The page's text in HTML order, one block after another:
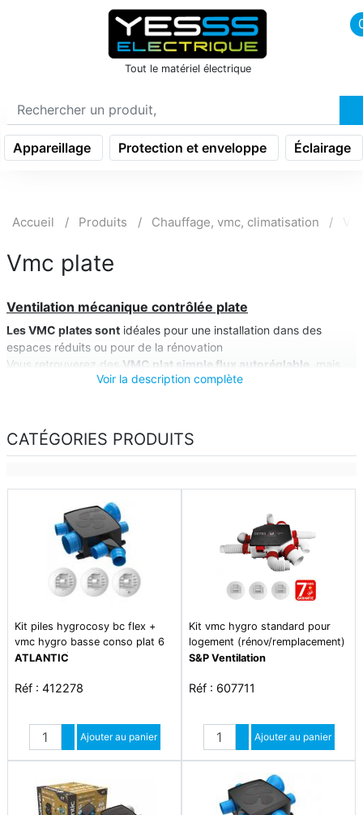
icon menu burger
Tout le matériel électrique
Appareillage Protection et enveloppe Éclairage
Accueil Produits Chauffage, vmc, climatisation
Vmc plate
Ventilation mécanique contrôlée plate
Les VMC plates sont idéales pour une installation dans des
espaces réduits ou pour de la rénovation
Vous retrouverez des VMC plat simple flux autoréglable,
mais
VMC plates simple flux hygroréglable
Voir la description complète
CATÉGORIES PRODUITS
Kit piles hygrocosy bc flex +
vmc hygro basse conso plat 6
sanitaires (3bouches)
ATLANTIC
Réf : 412278
Quantité
Augmenter quantité
Diminuer quantité
Ajouter au panier
Kit vmc hygro standard pour
logement (rénov/remplacement)
jusqu\'à 6 sanitaires
S&P Ventilation
Réf : 607711
Quantité
Augmenter quantité
Diminuer quantité
Ajouter au panier